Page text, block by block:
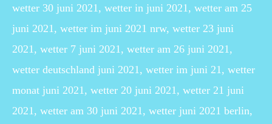
wetter 30 juni 2021, wetter in juni 2021, wetter am 25
juni 2021, wetter im juni 2021 nrw, wetter 23 juni
2021, wetter 7 juni 2021, wetter am 26 juni 2021,
wetter deutschland juni 2021, wetter im juni 21, wetter
monat juni 2021, wetter 20 juni 2021, wetter 21 juni
2021, wetter am 30 juni 2021, wetter juni 2021 berlin,